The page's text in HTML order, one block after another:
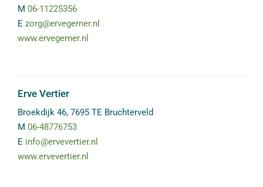
M 06-11225356
E zorg@ervegerner.nl
www.ervegerner.nl
Erve Vertier
Broekdijk 46, 7695 TE Bruchterveld
M 06-48776753
E info@ervevertier.nl
www.ervevertier.nl